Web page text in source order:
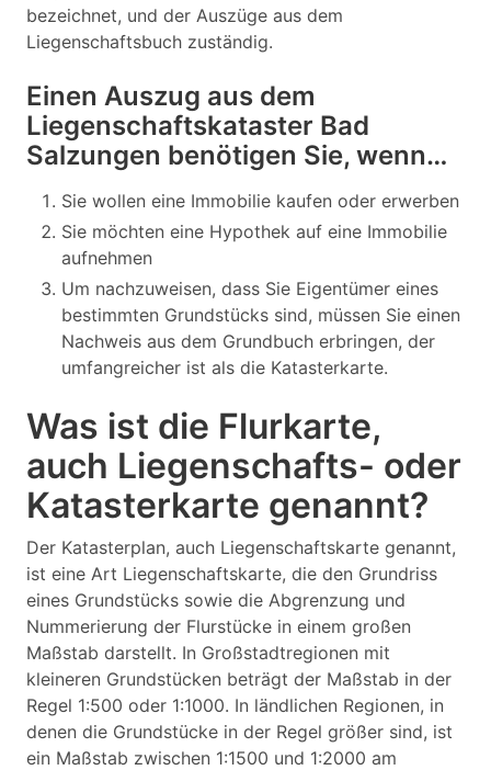
bezeichnet, und der Auszüge aus dem
Liegenschaftsbuch zuständig.
Einen Auszug aus dem
Liegenschaftskataster Bad
Salzungen benötigen Sie, wenn…
Sie wollen eine Immobilie kaufen oder erwerben
Sie möchten eine Hypothek auf eine Immobilie
aufnehmen
Um nachzuweisen, dass Sie Eigentümer eines
bestimmten Grundstücks sind, müssen Sie einen
Nachweis aus dem Grundbuch erbringen, der
umfangreicher ist als die Katasterkarte.
Was ist die Flurkarte,
auch Liegenschafts- oder
Katasterkarte genannt?
Der Katasterplan, auch Liegenschaftskarte genannt,
ist eine Art Liegenschaftskarte, die den Grundriss
eines Grundstücks sowie die Abgrenzung und
Nummerierung der Flurstücke in einem großen
Maßstab darstellt. In Großstadtregionen mit
kleineren Grundstücken beträgt der Maßstab in der
Regel 1:500 oder 1:1000. In ländlichen Regionen, in
denen die Grundstücke in der Regel größer sind, ist
ein Maßstab zwischen 1:1500 und 1:2000 am